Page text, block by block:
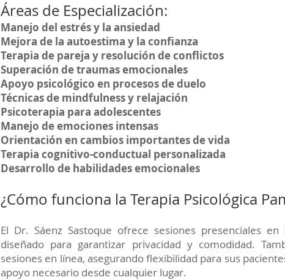
Áreas de Especialización:
Manejo del estrés y la ansiedad
Mejora de la autoestima y la confianza
Terapia de pareja y resolución de conflictos
Superación de traumas emocionales
Apoyo psicológico en procesos de duelo
Técnicas de mindfulness y relajación
Psicoterapia para adolescentes
Manejo de emociones intensas
Orientación en cambios importantes de vida
Terapia cognitivo-conductual personalizada
Desarrollo de habilidades emocionales
¿Cómo funciona la Terapia Psicológica
El Dr. Sáenz Sastoque ofrece sesiones presenciales
diseñado para garantizar privacidad y comodidad.
sesiones en línea, asegurando flexibilidad para sus
apoyo necesario desde cualquier lugar.